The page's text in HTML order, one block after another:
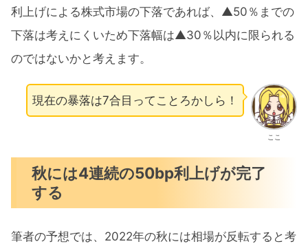
利上げによる株式市場の下落であれば、▲50％までの
下落は考えにくいため下落幅は▲30％以内に限られる
のではないかと考えます。
ここ
現在の暴落は7合目ってことろかしら！
秋には4連続の50bp利上げが完了
する
筆者の予想では、2022年の秋には相場が反転すると考